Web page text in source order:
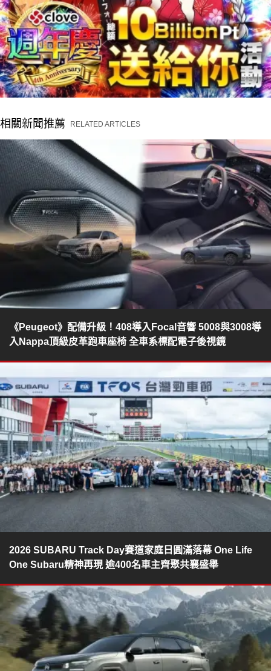
相關新聞推薦 RELATED ARTICLES
《Peugeot》配備升級！408導入Focal音響 5008與3008導
入Nappa頂級皮革跑車座椅 全車系標配電子後視鏡
2026 SUBARU Track Day賽道家庭日圓滿落幕 One Life
One Subaru精神再現 逾400名車主齊聚共襄盛舉